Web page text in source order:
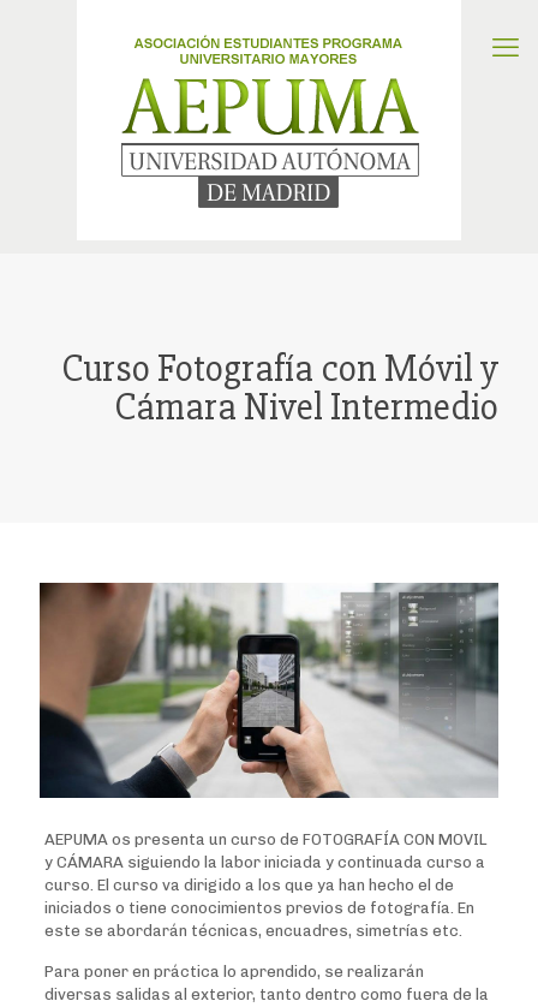
Curso Fotografía con Móvil y
Cámara Nivel Intermedio
AEPUMA os presenta un curso de FOTOGRAFÍA CON MOVIL
y CÁMARA siguiendo la labor iniciada y continuada curso a
curso. El curso va dirigido a los que ya han hecho el de
iniciados o tiene conocimientos previos de fotografía. En
este se abordarán técnicas, encuadres, simetrías etc.
Para poner en práctica lo aprendido, se realizarán
diversas salidas al exterior, tanto dentro como fuera de la